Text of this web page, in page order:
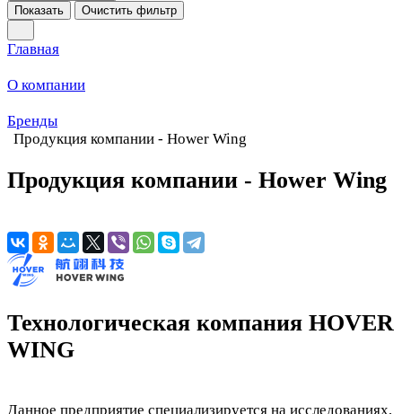
Показать
Очистить фильтр
Главная
О компании
Бренды
Продукция компании - Hower Wing
Продукция компании - Hower Wing
Технологическая компания HOVER
WING
Данное предприятие специализируется на исследованиях,